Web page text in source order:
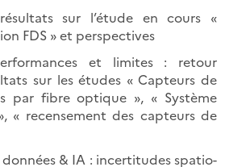
sur l’étude en cours «
FDS » et perspectives
et limites : retour
sur les études « Capteurs de
par fibre optique », « Système
« recensement des capteurs de
& IA : incertitudes spatio-